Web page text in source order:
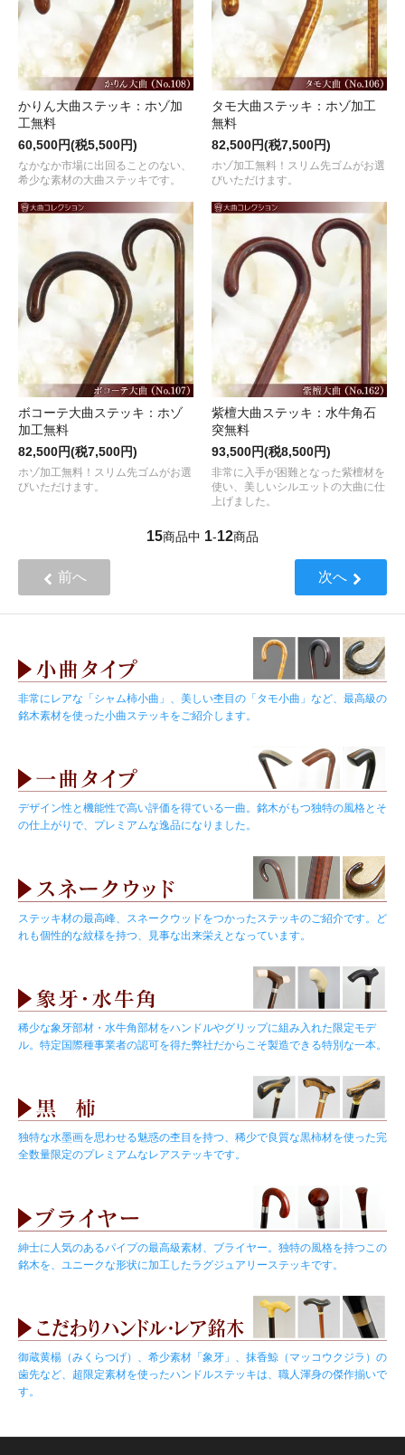
かりん大曲ステッキ：ホゾ加
工無料
60,500円(税5,500円)
なかなか市場に出回ることのない、
希少な素材の大曲ステッキです。
タモ大曲ステッキ：ホゾ加工
無料
82,500円(税7,500円)
ホゾ加工無料！スリム先ゴムがお選
びいただけます。
ボコーテ大曲ステッキ：ホゾ
加工無料
82,500円(税7,500円)
ホゾ加工無料！スリム先ゴムがお選
びいただけます。
紫檀大曲ステッキ：水牛角石
突無料
93,500円(税8,500円)
非常に入手が困難となった紫檀材を
使い、美しいシルエットの大曲に仕
上げました。
15商品中 1-12商品
前へ 次へ
非常にレアな「シャム柿小曲」、美しい杢目の「タモ小曲」など、最高級の
銘木素材を使った小曲ステッキをご紹介します。
デザイン性と機能性で高い評価を得ている一曲。銘木がもつ独特の風格とそ
の仕上がりで、プレミアムな逸品になりました。
ステッキ材の最高峰、スネークウッドをつかったステッキのご紹介です。ど
れも個性的な紋様を持つ、見事な出来栄えとなっています。
稀少な象牙部材・水牛角部材をハンドルやグリップに組み入れた限定モデ
ル。特定国際種事業者の認可を得た弊社だからこそ製造できる特別な一本。
独特な水墨画を思わせる魅惑の杢目を持つ、稀少で良質な黒柿材を使った完
全数量限定のプレミアムなレアステッキです。
紳士に人気のあるパイプの最高級素材、ブライヤー。独特の風格を持つこの
銘木を、ユニークな形状に加工したラグジュアリーステッキです。
御蔵黄楊（みくらつげ）、希少素材「象牙」、抹香鯨（マッコウクジラ）の
歯先など、超限定素材を使ったハンドルステッキは、職人渾身の傑作揃いで
す。